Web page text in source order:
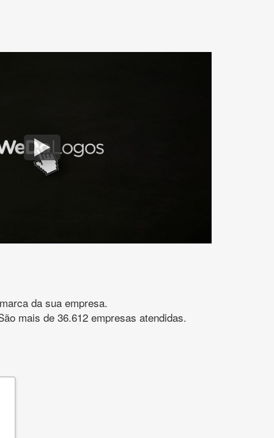
da sua empresa.
mais de 36.612 empresas atendidas.